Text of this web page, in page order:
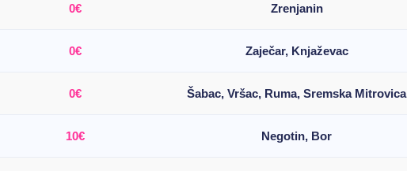
0€ Zrenjanin
0€ Zaječar, Knjaževac
0€ Šabac, Vršac, Ruma, Sremska Mitrovica
10€ Negotin, Bor